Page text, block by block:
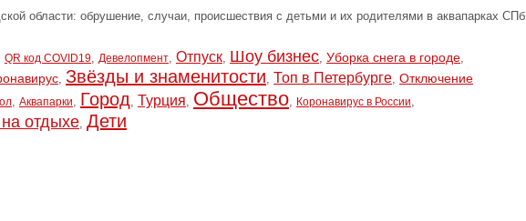
области: обрушение, случаи, происшествия с детьми и их родителями в аквапарках СПб
QR код COVID19, Девелопмент, Отпуск, Шоу бизнес, Уборка снега в городе,
, Звёзды и знаменитости, Топ в Петербурге, Отключение
, Аквапарки, Город, Турция, Общество, Коронавирус в России,
отдыхе, Дети